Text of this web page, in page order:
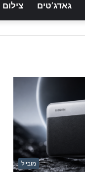
גאדג’טים צילום
מובייל